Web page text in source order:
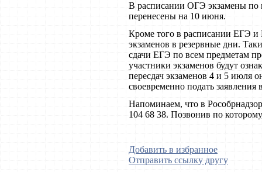
В расписании ОГЭ экзамены по
перенесены на 10 июня.
Кроме того в расписании ЕГЭ и
экзаменов в резервные дни.
сдачи ЕГЭ по всем предметам
участники экзаменов будут
пересдач экзаменов 4 и 5 июля
своевременно подать
Напоминаем, что в
104 68 38. Позвонив по
Добавить в избранное
Отправить ссылку другу